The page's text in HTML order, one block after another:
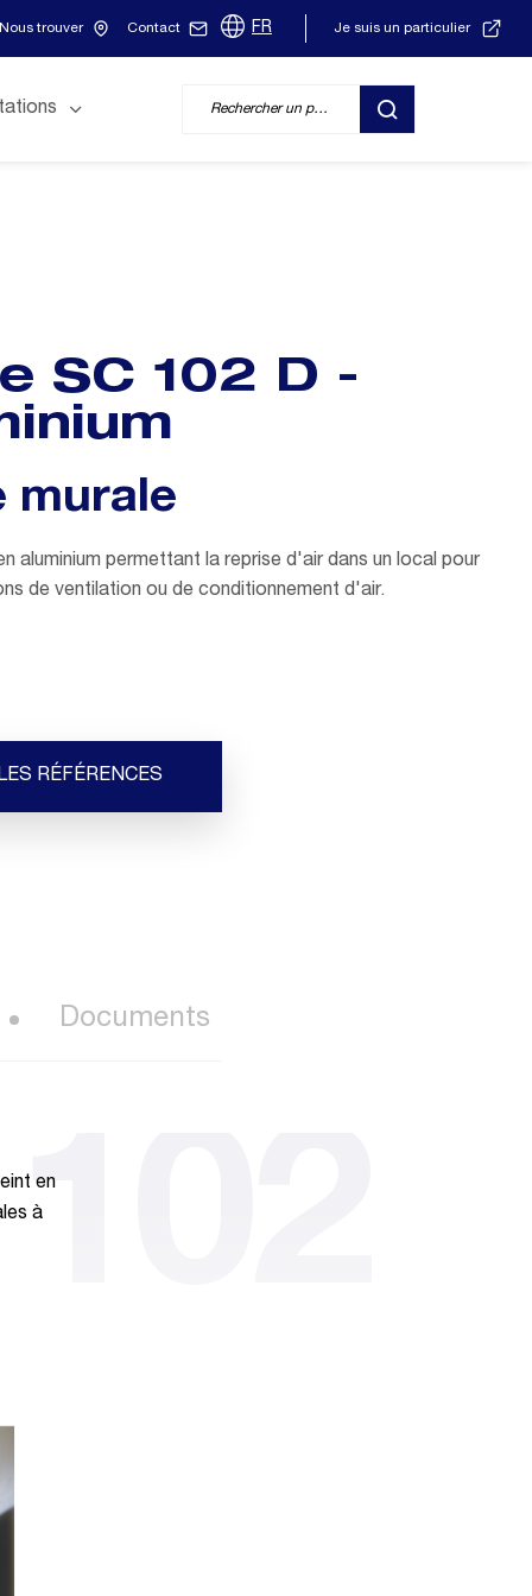
Nous trouver Contact FR Je suis un particulier
RECHERCHER
SC 102 D -
murale
aluminium permettant la reprise d'air dans un local pour
de ventilation ou de conditionnement d'air.
RÉFÉRENCES
Documents
en
à